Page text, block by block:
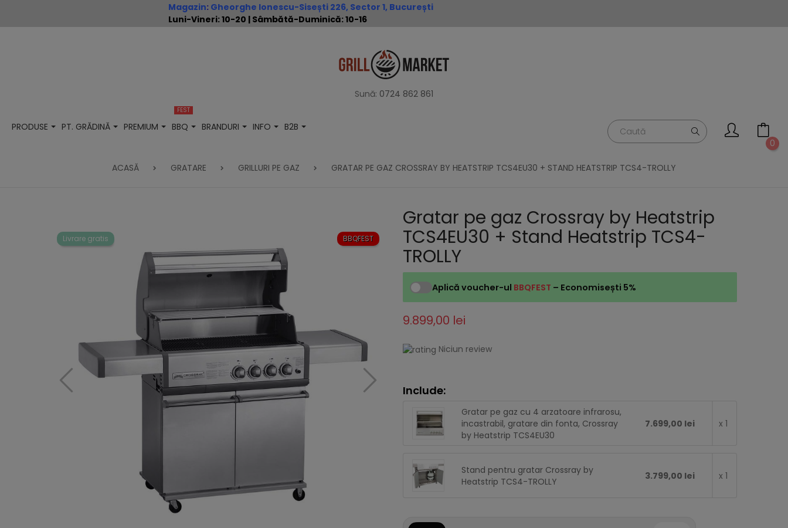
Magazin: Gheorghe Ionescu-Sisești 226, Sector 1, București
Luni-Vineri: 10-20 | Sâmbătă-Duminică: 10-16
Sună: 0724 862 861
PRODUSE PT. GRĂDINĂ PREMIUM BBQ
FEST
BRANDURI INFO
B2B
0
ACASĂ GRATARE GRILLURI PE GAZ GRATAR PE GAZ CROSSRAY BY HEATSTRIP TCS4EU30 + STAND HEATSTRIP TCS4-TROLLY
BBQFEST
Livrare gratis
Gratar pe gaz Crossray by Heatstrip
TCS4EU30 + Stand Heatstrip TCS4-
TROLLY
Aplică voucher-ul BBQFEST – Economisești 5%
9.899,00 lei
Niciun review
Include:
Gratar pe gaz cu 4 arzatoare infrarosu,
incastrabil, gratare din fonta, Crossray
by Heatstrip TCS4EU30
7.699,00 lei x 1
Stand pentru gratar Crossray by
Heatstrip TCS4-TROLLY
3.799,00 lei x 1